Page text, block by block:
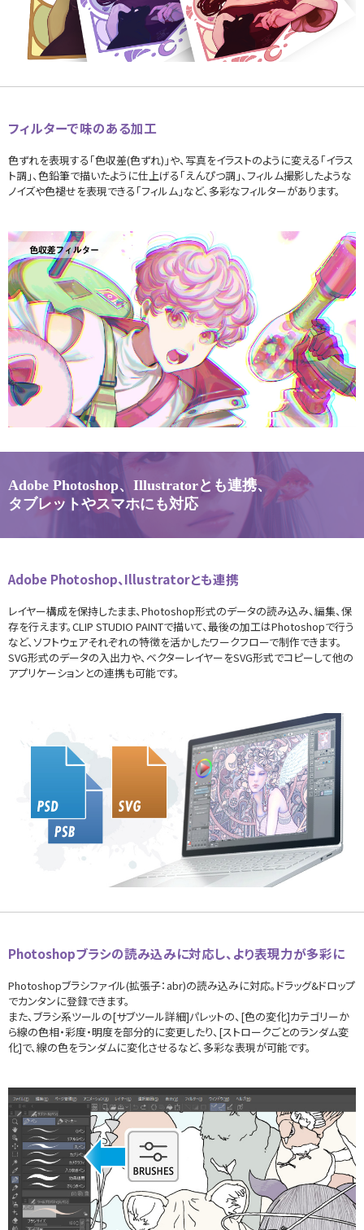
フィルターで味のある加工
色ずれを表現する「色収差(色ずれ)」や、写真をイラストのように変える「イラス
ト調」、色鉛筆で描いたように仕上げる「えんぴつ調」、フィルム撮影したような
ノイズや色褪せを表現できる「フィルム」など、多彩なフィルターがあります。
Adobe Photoshop、Illustratorとも連携、
タブレットやスマホにも対応
Adobe Photoshop、Illustratorとも連携
レイヤー構成を保持したまま、Photoshop形式のデータの読み込み、編集、保
存を行えます。CLIP STUDIO PAINTで描いて、最後の加工はPhotoshopで行う
など、ソフトウェアそれぞれの特徴を活かしたワークフローで制作できます。
SVG形式のデータの入出力や、ベクターレイヤーをSVG形式でコピーして他の
アプリケーションとの連携も可能です。
Photoshopブラシの読み込みに対応し、より表現力が多彩に
Photoshopブラシファイル(拡張子：abr)の読み込みに対応。ドラッグ&ドロップ
でカンタンに登録できます。
また、ブラシ系ツールの[サブツール詳細]パレットの、[色の変化]カテゴリーか
ら線の色相・彩度・明度を部分的に変更したり、[ストロークごとのランダム変
化]で、線の色をランダムに変化させるなど、多彩な表現が可能です。